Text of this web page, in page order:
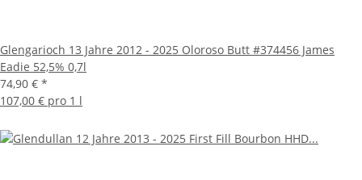
Glengarioch 13 Jahre 2012 - 2025 Oloroso Butt #374456 James
Eadie 52,5% 0,7l
74,90 € *
107,00 € pro 1 l